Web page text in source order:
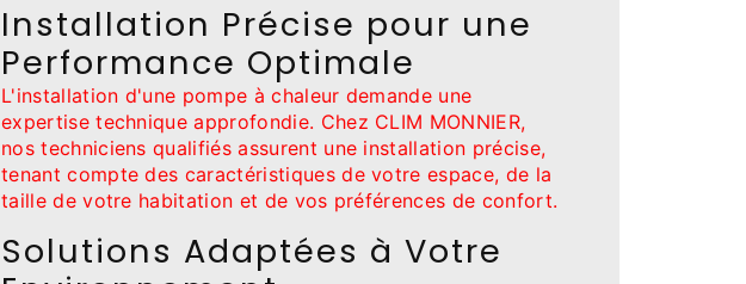
Installation Précise pour une
Performance Optimale
L'installation d'une pompe à chaleur demande une
expertise technique approfondie. Chez CLIM MONNIER,
nos techniciens qualifiés assurent une installation précise,
tenant compte des caractéristiques de votre espace, de la
taille de votre habitation et de vos préférences de confort.
Solutions Adaptées à Votre